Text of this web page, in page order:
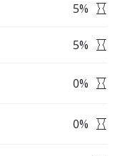
5%
5%
0%
0%